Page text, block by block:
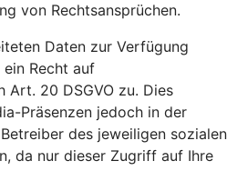
von Rechtsansprüchen.
Daten zur Verfügung
Recht auf
Art. 20 DSGVO zu. Dies
Präsenzen jedoch in der
des jeweiligen sozialen
da nur dieser Zugriff auf Ihre